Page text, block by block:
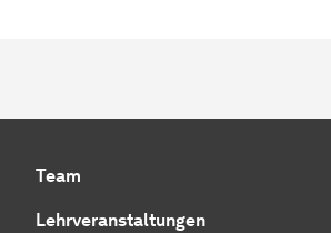
Team
Lehrveranstaltungen